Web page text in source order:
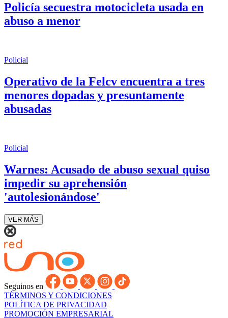
Policía secuestra motocicleta usada en
abuso a menor
Policial
Operativo de la Felcv encuentra a tres
menores dopadas y presuntamente
abusadas
Policial
Warnes: Acusado de abuso sexual quiso
impedir su aprehensión
'autolesionándose'
VER MÁS
Seguinos en
TÉRMINOS Y CONDICIONES
POLÍTICA DE PRIVACIDAD
PROMOCIÓN EMPRESARIAL